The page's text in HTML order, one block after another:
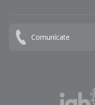
Comunícate